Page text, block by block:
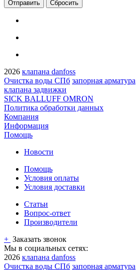
Сбросить
2026 клапана danfoss
Очистка воды СПб запорная арматура
клапана задвижки
SICK BALLUFF OMRON
Политика обработки данных
Компания
Информация
Помощь
Новости
Помощь
Условия оплаты
Условия доставки
Статьи
Вопрос-ответ
Производители
+ Заказать звонок
Мы в социальных сетях:
2026 клапана danfoss
Очистка воды СПб запорная арматура